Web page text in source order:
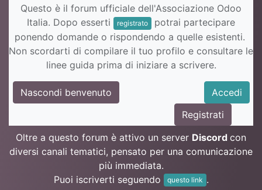
Questo è il forum ufficiale dell'Associazione Odoo
Italia. Dopo esserti
registrato
potrai partecipare
ponendo domande o rispondendo a quelle esistenti.
Non scordarti di compilare il tuo profilo e consultare le
linee guida prima di iniziare a scrivere.
Nascondi benvenuto
Accedi
Registrati
Oltre a questo forum è attivo un server Discord con
diversi canali tematici, pensato per una comunicazione
più immediata.
Puoi iscriverti seguendo
questo link .